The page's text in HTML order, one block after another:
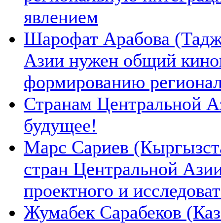
явлением
Шарофат Арабова
Азии нужен общий
формированию
Странам Центральной
будущее!
Марс Сариев
стран Центральной
проектного и
Жумабек Сарабеков